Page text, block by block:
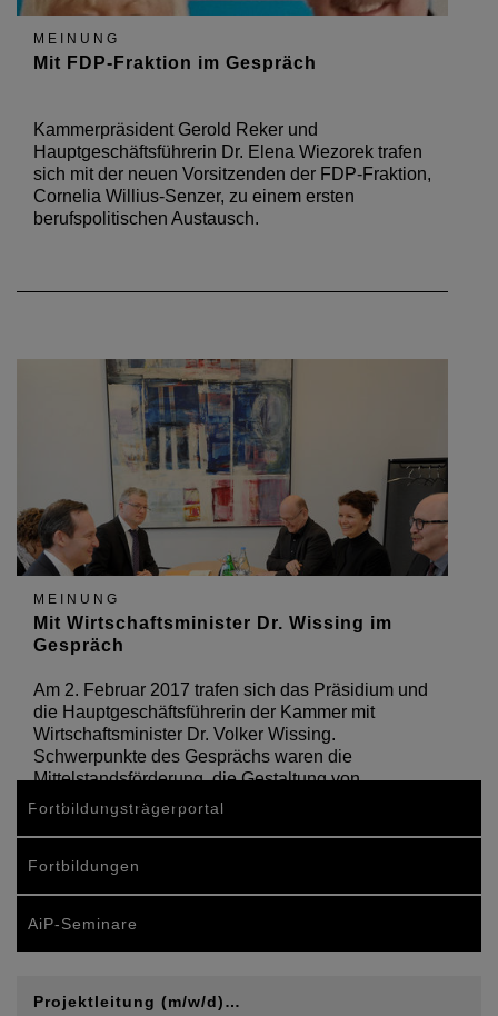
MEINUNG
Mit FDP-Fraktion im Gespräch
Kammerpräsident Gerold Reker und
Hauptgeschäftsführerin Dr. Elena Wiezorek trafen
sich mit der neuen Vorsitzenden der FDP-Fraktion,
Cornelia Willius-Senzer, zu einem ersten
berufspolitischen Austausch.
MEINUNG
Mit Wirtschaftsminister Dr. Wissing im
Gespräch
Am 2. Februar 2017 trafen sich das Präsidium und
die Hauptgeschäftsführerin der Kammer mit
Wirtschaftsminister Dr. Volker Wissing.
Schwerpunkte des Gesprächs waren die
Mittelstandsförderung, die Gestaltung von
Infrastrukturmaßnahmen sowie die…
Fortbildungsträgerportal
Fortbildungen
AiP-Seminare
Projektleitung (m/w/d)…